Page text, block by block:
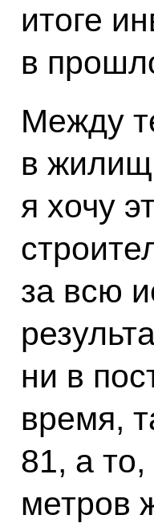
итоге
в
Между
в
я хочу
за всю
ни в
время,
81, а
метров